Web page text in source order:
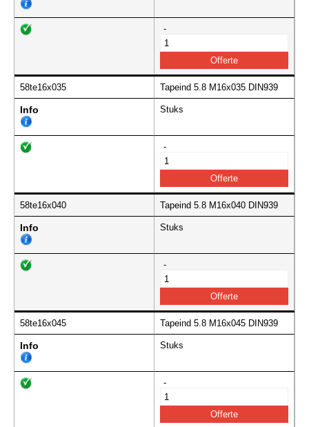
-
58te16x035 Tapeind 5.8 M16x035 DIN939
Info Stuks
-
58te16x040 Tapeind 5.8 M16x040 DIN939
Info Stuks
-
58te16x045 Tapeind 5.8 M16x045 DIN939
Info Stuks
-